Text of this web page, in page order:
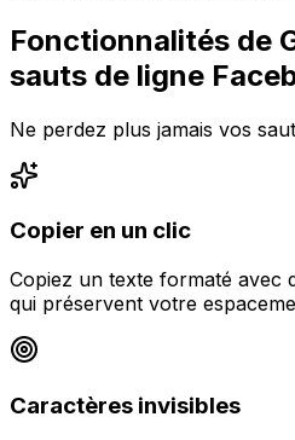
Fonctionnalités de
sauts de ligne
Ne perdez plus jamais vos
Copier en un clic
Copiez un texte formaté avec
qui préservent votre
Caractères invisibles